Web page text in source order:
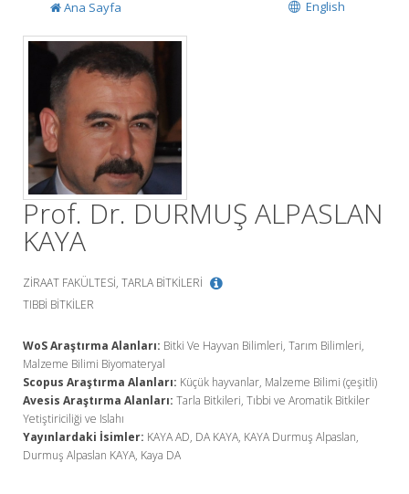
English
Ana Sayfa
Prof. Dr. DURMUŞ ALPASLAN
KAYA
ZİRAAT FAKÜLTESİ, TARLA BİTKİLERİ
TIBBİ BİTKİLER
WoS Araştırma Alanları: Bitki Ve Hayvan Bilimleri, Tarım Bilimleri,
Malzeme Bilimi Biyomateryal
Scopus Araştırma Alanları: Küçük hayvanlar, Malzeme Bilimi (çeşitli)
Avesis Araştırma Alanları: Tarla Bitkileri, Tıbbi ve Aromatik Bitkiler
Yetiştiriciliği ve Islahı
Yayınlardaki İsimler: KAYA AD, DA KAYA, KAYA Durmuş Alpaslan,
Durmuş Alpaslan KAYA, Kaya DA